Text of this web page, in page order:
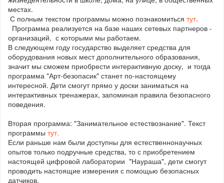
местах.
С полным текстом программы можно познакомиться тут.
Программа реализуется на базе наших сетевых партнеров -
организаций, с которыми мы работаем.
В следующем году государство выделяет средства для
оборудования новых мест дополнительного образования,
значит мы сможем приобрести интерактивную доску, и тогда
программа "Арт-безопасик" станет по-настоящему
интересной. Дети смогут прямо у доски заниматься на
интерактивных тренажерах, запоминая правила безопасного
поведения.
Вторая программа: "Занимательное естествознание". Текст
программы тут.
Если раньше нам были доступны для естественнонаучных
опытов только подручные средства, то с приобретением
настоящей цифровой лаборатории "Наураша", дети смогут
проводить настоящие измерения с помощью безопасных
датчиков.